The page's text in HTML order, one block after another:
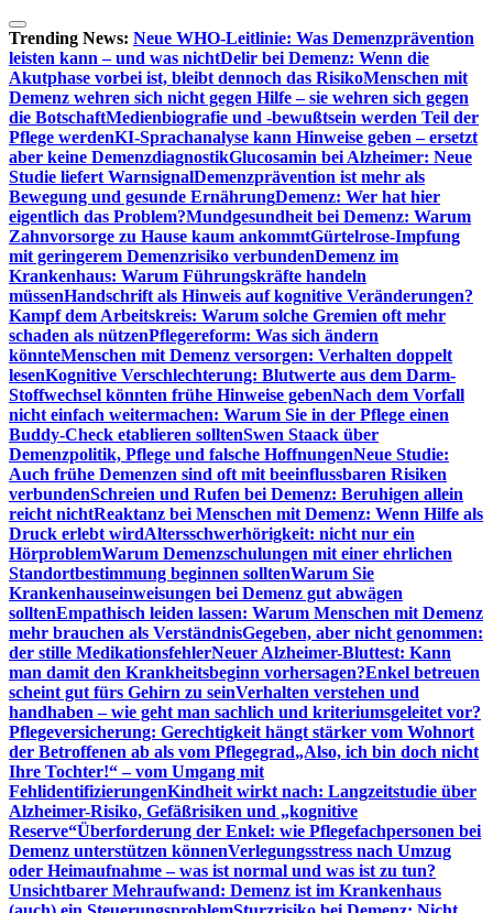
Zum
Inhalt
springen
Trending News: Neue WHO-Leitlinie: Was Demenzprävention
leisten kann – und was nichtDelir bei Demenz: Wenn die
Akutphase vorbei ist, bleibt dennoch das RisikoMenschen mit
Demenz wehren sich nicht gegen Hilfe – sie wehren sich gegen
die BotschaftMedienbiografie und -bewußtsein werden Teil der
Pflege werdenKI-Sprachanalyse kann Hinweise geben – ersetzt
aber keine DemenzdiagnostikGlucosamin bei Alzheimer: Neue
Studie liefert WarnsignalDemenzprävention ist mehr als
Bewegung und gesunde ErnährungDemenz: Wer hat hier
eigentlich das Problem?Mundgesundheit bei Demenz: Warum
Zahnvorsorge zu Hause kaum ankommtGürtelrose-Impfung
mit geringerem Demenzrisiko verbundenDemenz im
Krankenhaus: Warum Führungskräfte handeln
müssenHandschrift als Hinweis auf kognitive Veränderungen?
Kampf dem Arbeitskreis: Warum solche Gremien oft mehr
schaden als nützenPflegereform: Was sich ändern
könnteMenschen mit Demenz versorgen: Verhalten doppelt
lesenKognitive Verschlechterung: Blutwerte aus dem Darm-
Stoffwechsel könnten frühe Hinweise gebenNach dem Vorfall
nicht einfach weitermachen: Warum Sie in der Pflege einen
Buddy-Check etablieren solltenSwen Staack über
Demenzpolitik, Pflege und falsche HoffnungenNeue Studie:
Auch frühe Demenzen sind oft mit beeinflussbaren Risiken
verbundenSchreien und Rufen bei Demenz: Beruhigen allein
reicht nichtReaktanz bei Menschen mit Demenz: Wenn Hilfe als
Druck erlebt wirdAltersschwerhörigkeit: nicht nur ein
HörproblemWarum Demenzschulungen mit einer ehrlichen
Standortbestimmung beginnen solltenWarum Sie
Krankenhauseinweisungen bei Demenz gut abwägen
solltenEmpathisch leiden lassen: Warum Menschen mit Demenz
mehr brauchen als VerständnisGegeben, aber nicht genommen:
der stille MedikationsfehlerNeuer Alzheimer-Bluttest: Kann
man damit den Krankheitsbeginn vorhersagen?Enkel betreuen
scheint gut fürs Gehirn zu seinVerhalten verstehen und
handhaben – wie geht man sachlich und kriteriumsgeleitet vor?
Pflegeversicherung: Gerechtigkeit hängt stärker vom Wohnort
der Betroffenen ab als vom Pflegegrad„Also, ich bin doch nicht
Ihre Tochter!“ – vom Umgang mit
FehlidentifizierungenKindheit wirkt nach: Langzeitstudie über
Alzheimer-Risiko, Gefäßrisiken und „kognitive
Reserve“Überforderung der Enkel: wie Pflegefachpersonen bei
Demenz unterstützen könnenVerlegungsstress nach Umzug
oder Heimaufnahme – was ist normal und was ist zu tun?
Unsichtbarer Mehraufwand: Demenz ist im Krankenhaus